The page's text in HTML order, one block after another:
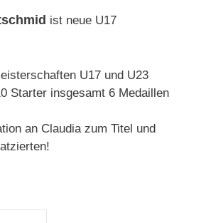
ist neue U17
U17 und U23
Starter insgesamt 6 Medaillen
an Claudia zum Titel und